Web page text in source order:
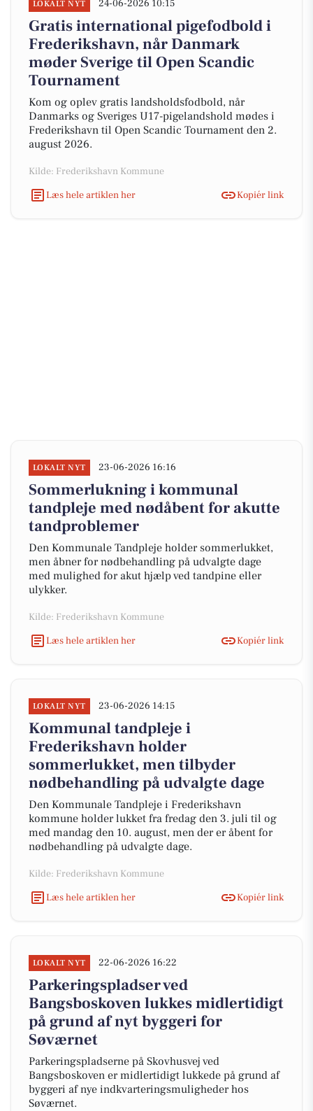
LOKALT NYT 24-06-2026 10:15
Gratis international pigefodbold i
Frederikshavn, når Danmark
møder Sverige til Open Scandic
Tournament
Kom og oplev gratis landsholdsfodbold, når
Danmarks og Sveriges U17-pigelandshold mødes i
Frederikshavn til Open Scandic Tournament den 2.
august 2026.
Kilde: Frederikshavn Kommune
Læs hele artiklen her
Kopiér link
LOKALT NYT 23-06-2026 16:16
Sommerlukning i kommunal
tandpleje med nødåbent for akutte
tandproblemer
Den Kommunale Tandpleje holder sommerlukket,
men åbner for nødbehandling på udvalgte dage
med mulighed for akut hjælp ved tandpine eller
ulykker.
Kilde: Frederikshavn Kommune
Læs hele artiklen her
Kopiér link
LOKALT NYT 23-06-2026 14:15
Kommunal tandpleje i
Frederikshavn holder
sommerlukket, men tilbyder
nødbehandling på udvalgte dage
Den Kommunale Tandpleje i Frederikshavn
kommune holder lukket fra fredag den 3. juli til og
med mandag den 10. august, men der er åbent for
nødbehandling på udvalgte dage.
Kilde: Frederikshavn Kommune
Læs hele artiklen her
Kopiér link
LOKALT NYT 22-06-2026 16:22
Parkeringspladser ved
Bangsboskoven lukkes midlertidigt
på grund af nyt byggeri for
Søværnet
Parkeringspladserne på Skovhusvej ved
Bangsboskoven er midlertidigt lukkede på grund af
byggeri af nye indkvarteringsmuligheder hos
Søværnet.